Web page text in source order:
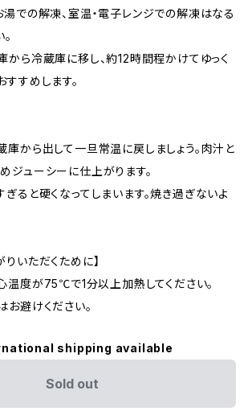
湯での解凍、室温・電子レンジでの解凍はなる
から冷蔵庫に移し、約12時間程かけてゆっく
すめします。
庫から出して一旦常温に戻しましょう。肉汁と
ジューシーに仕上がります。
ぎると硬くなってしまいます。焼き過ぎないよ
いただくために】
温度が75℃で1分以上加熱してください。
お避けください。
shipping available
Sold out